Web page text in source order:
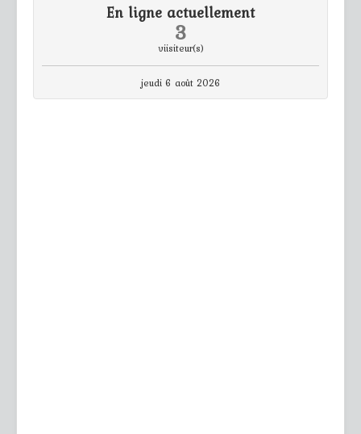
En ligne actuellement
3
viisiteur(s)
jeudi 6 août 2026